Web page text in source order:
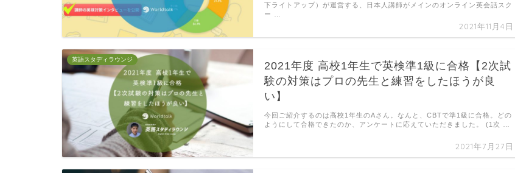
2021年11月4日
下ライトアップ）が運営する、日本人講師がメインのオンライン英会話スク
ー …
英語スタディラウンジ
2021年度 高校1年生で英検準1級に合格【2次試
験の対策はプロの先生と練習をしたほうが良
い】
2021年7月27日
今回ご紹介するのは高校1年生のAさん。なんと、CBTで準1級に合格。どの
ようにして合格できたのか、アンケートに応えていただきました。 (1次 …